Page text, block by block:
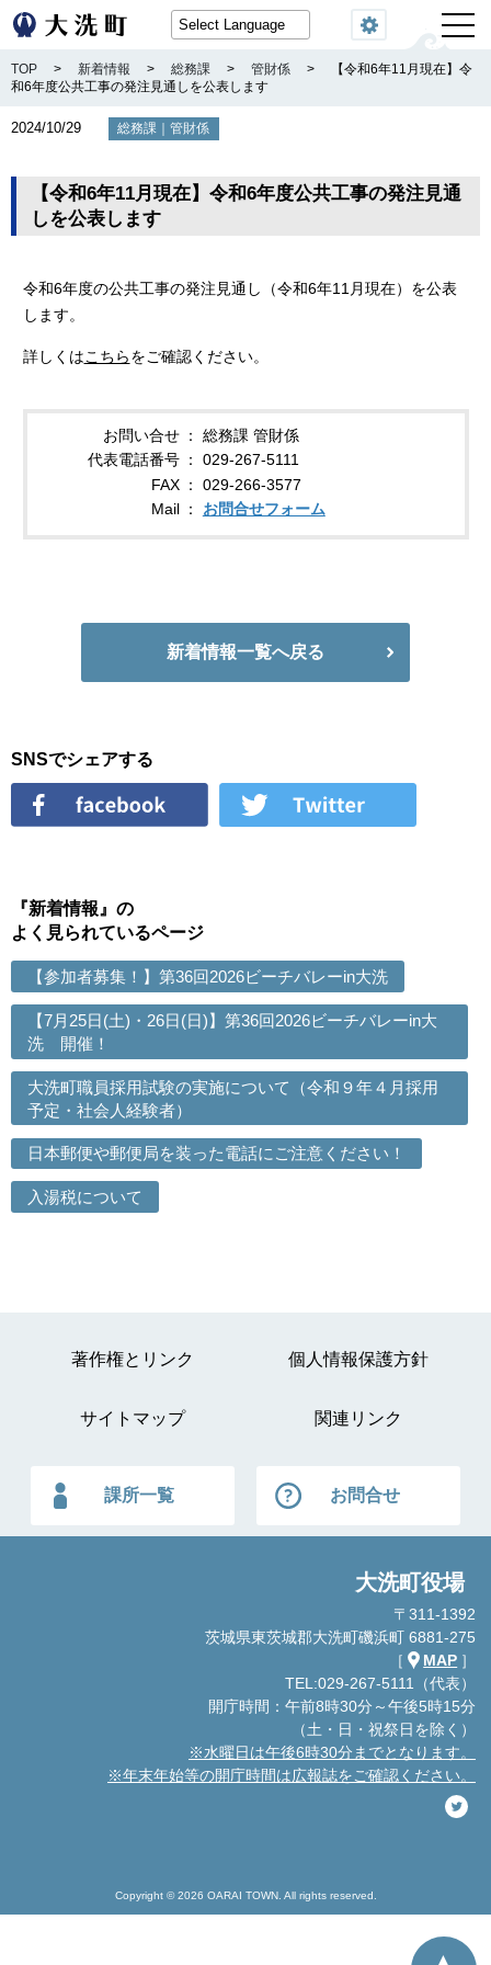
閲覧機能
TOP > 新着情報 > 総務課 > 管財係 >
【令和6年11月現在】令
和6年度公共工事の発注見通しを公表します
2024/10/29 総務課 ｜管財係
【令和6年11月現在】令和6年度公共工事の発注見通
しを公表します
令和6年度の公共工事の発注見通し（令和6年11月現在）を公表
します。
詳しくはこちらをご確認ください。
お問い合せ
総務課 管財係
代表電話番号
029-267-5111
FAX
029-266-3577
Mail
お問合せフォーム
新着情報一覧へ戻る
SNSでシェアする
『新着情報』の
よく見られているページ
【参加者募集！】第36回2026ビーチバレーin大洗
【7月25日(土)・26日(日)】第36回2026ビーチバレーin大
洗 開催！
大洗町職員採用試験の実施について（令和９年４月採用
予定・社会人経験者）
日本郵便や郵便局を装った電話にご注意ください！
入湯税について
著作権とリンク 個人情報保護方針
サイトマップ 関連リンク
課所一覧 お問合せ
大洗町役場
〒311-1392
茨城県東茨城郡大洗町磯浜町 6881-275
［
MAP ］
TEL:029-267-5111（代表）
開庁時間：午前8時30分～午後5時15分
（土・日・祝祭日を除く）
※水曜日は午後6時30分までとなります。
※年末年始等の開庁時間は広報誌をご確認ください。
Copyright © 2026 OARAI TOWN. All rights reserved.